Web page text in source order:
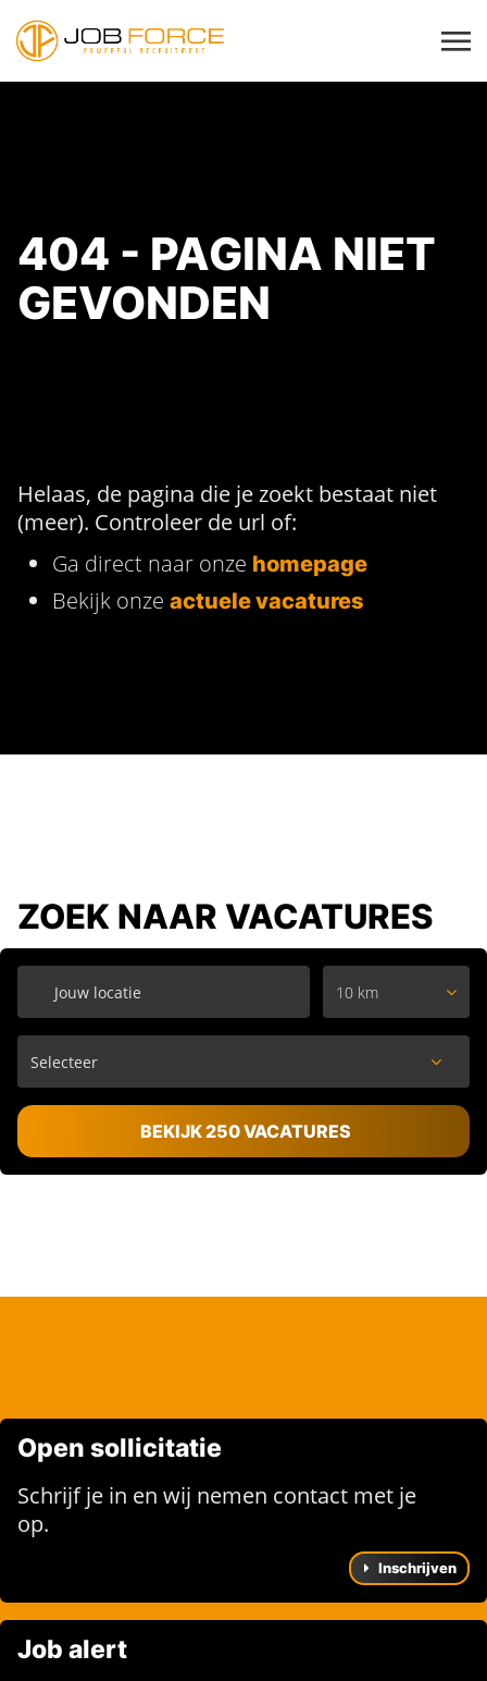
404 - PAGINA NIET
GEVONDEN
Helaas, de pagina die je zoekt bestaat niet
(meer). Controleer de url of:
Ga direct naar onze homepage
Bekijk onze actuele vacatures
ZOEK NAAR VACATURES
10 km
BEKIJK 250 VACATURES
Open sollicitatie
Schrijf je in en wij nemen contact met je
op.
Inschrijven
Job alert